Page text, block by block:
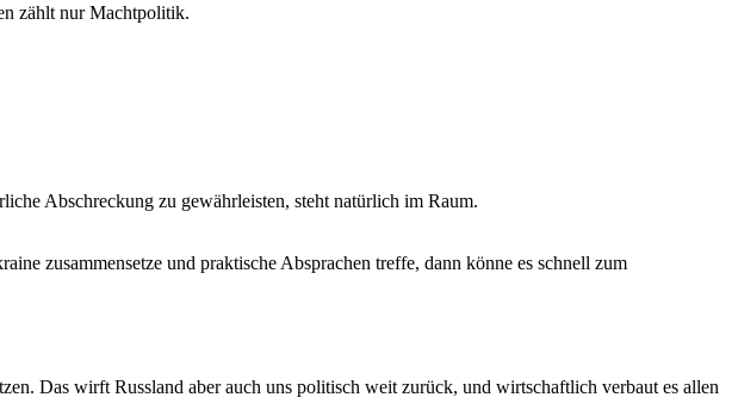
zählt nur Machtpolitik.
Abschreckung zu gewährleisten, steht natürlich im Raum.
zusammensetze und praktische Absprachen treffe, dann könne es schnell zum
Das wirft Russland aber auch uns politisch weit zurück, und wirtschaftlich verbaut es allen